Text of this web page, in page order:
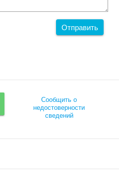
Отправить
Сообщить о
недостоверности
сведений